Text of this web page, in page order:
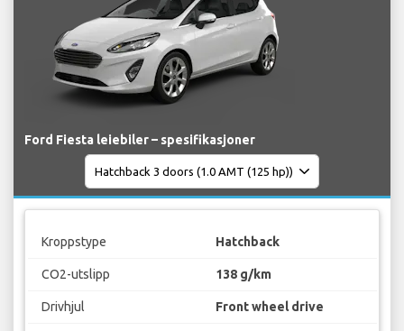
Ford Fiesta leiebiler – spesifikasjoner
Kroppstype Hatchback
CO2-utslipp 138 g/km
Drivhjul Front wheel drive